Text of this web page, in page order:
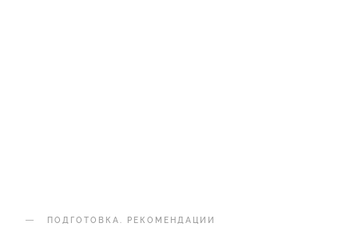
ПОДГОТОВКА РЕКОМЕНДАЦИИ